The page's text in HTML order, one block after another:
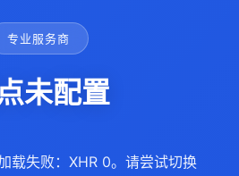
专业服务商
未配置
载失败：XHR 0。请尝试切换